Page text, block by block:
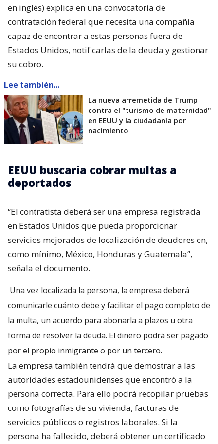
en inglés) explica en una convocatoria de
contratación federal que necesita una compañía
capaz de encontrar a estas personas fuera de
Estados Unidos, notificarlas de la deuda y gestionar
su cobro.
Lee también...
La nueva arremetida de Trump
contra el "turismo de maternidad"
en EEUU y la ciudadanía por
nacimiento
EEUU buscaría cobrar multas a
deportados
“El contratista deberá ser una empresa registrada
en Estados Unidos que pueda proporcionar
servicios mejorados de localización de deudores en,
como mínimo, México, Honduras y Guatemala”,
señala el documento.
Una vez localizada la persona, la empresa deberá
comunicarle cuánto debe y facilitar el pago completo de
la multa, un acuerdo para abonarla a plazos u otra
forma de resolver la deuda. El dinero podrá ser pagado
por el propio inmigrante o por un tercero.
La empresa también tendrá que demostrar a las
autoridades estadounidenses que encontró a la
persona correcta. Para ello podrá recopilar pruebas
como fotografías de su vivienda, facturas de
servicios públicos o registros laborales. Si la
persona ha fallecido, deberá obtener un certificado